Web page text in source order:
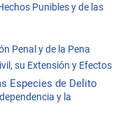
Punibles y de las
Penal y de la Pena
su Extensión y Efectos
Especies de Delito
y la